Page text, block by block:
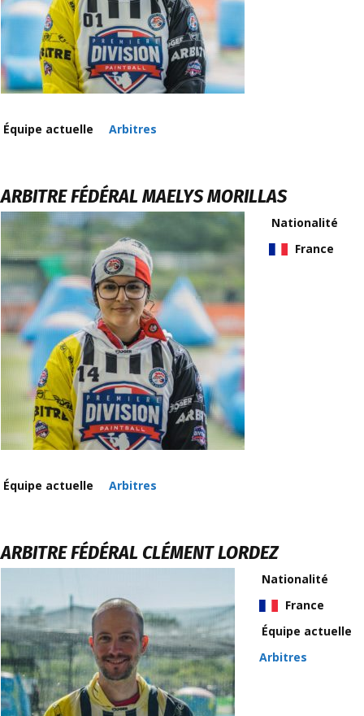
Équipe actuelle Arbitres
ARBITRE FÉDÉRALMAELYS MORILLAS
Nationalité
France
Équipe actuelle Arbitres
ARBITRE FÉDÉRAL CLÉMENT LORDEZ
Nationalité
France
Équipe actuelle
Arbitres